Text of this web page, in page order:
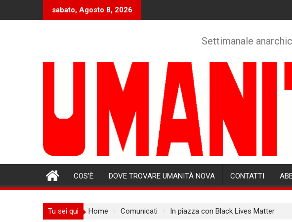
sabato, Agosto 8, 2026
Settimanale
COS’È DOVE TROVARE UMANITÀ NOVA CONTATTI
Tu sei qui Home Comunicati In piazza con Black Lives Matter